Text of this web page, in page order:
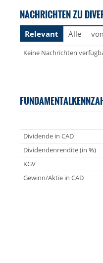
NACHRICHTEN ZU
Relevant Alle
Keine Nachrichten
Dividende in CAD
Dividendenrendite (in %)
KGV
Gewinn/Aktie in CAD